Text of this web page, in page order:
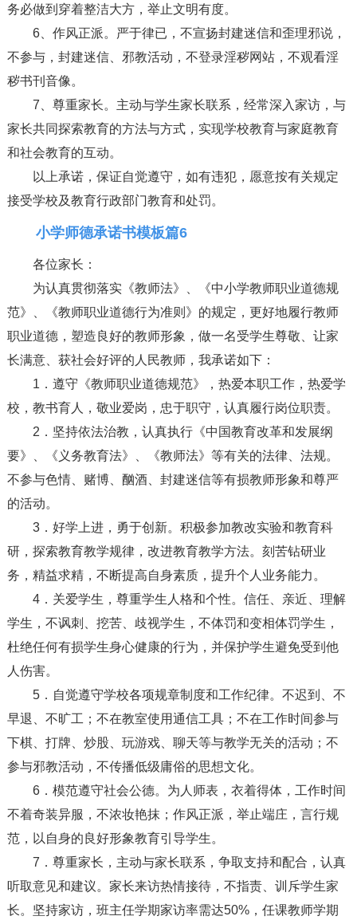
务必做到穿着整洁大方，举止文明有度。
6、作风正派。严于律已，不宣扬封建迷信和歪理邪说，
不参与，封建迷信、邪教活动，不登录淫秽网站，不观看淫
秽书刊音像。
7、尊重家长。主动与学生家长联系，经常深入家访，与
家长共同探索教育的方法与方式，实现学校教育与家庭教育
和社会教育的互动。
以上承诺，保证自觉遵守，如有违犯，愿意按有关规定
接受学校及教育行政部门教育和处罚。
小学师德承诺书模板篇6
各位家长：
为认真贯彻落实《教师法》、《中小学教师职业道德规
范》、《教师职业道德行为准则》的规定，更好地履行教师
职业道德，塑造良好的教师形象，做一名受学生尊敬、让家
长满意、获社会好评的人民教师，我承诺如下：
1．遵守《教师职业道德规范》，热爱本职工作，热爱学
校，教书育人，敬业爱岗，忠于职守，认真履行岗位职责。
2．坚持依法治教，认真执行《中国教育改革和发展纲
要》、《义务教育法》、《教师法》等有关的法律、法规。
不参与色情、赌博、酗酒、封建迷信等有损教师形象和尊严
的活动。
3．好学上进，勇于创新。积极参加教改实验和教育科
研，探索教育教学规律，改进教育教学方法。刻苦钻研业
务，精益求精，不断提高自身素质，提升个人业务能力。
4．关爱学生，尊重学生人格和个性。信任、亲近、理解
学生，不讽刺、挖苦、歧视学生，不体罚和变相体罚学生，
杜绝任何有损学生身心健康的行为，并保护学生避免受到他
人伤害。
5．自觉遵守学校各项规章制度和工作纪律。不迟到、不
早退、不旷工；不在教室使用通信工具；不在工作时间参与
下棋、打牌、炒股、玩游戏、聊天等与教学无关的活动；不
参与邪教活动，不传播低级庸俗的思想文化。
6．模范遵守社会公德。为人师表，衣着得体，工作时间
不着奇装异服，不浓妆艳抹；作风正派，举止端庄，言行规
范，以自身的良好形象教育引导学生。
7．尊重家长，主动与家长联系，争取支持和配合，认真
听取意见和建议。家长来访热情接待，不指责、训斥学生家
长。坚持家访，班主任学期家访率需达50%，任课教师学期